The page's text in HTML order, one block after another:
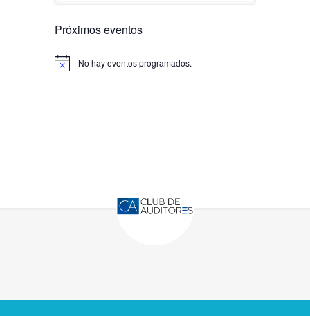
Próximos eventos
Aviso No hay eventos programados.